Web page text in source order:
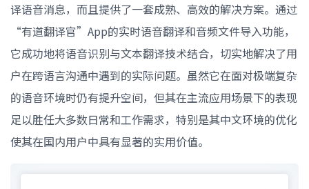
译语音消息，而且提供了一套成熟、高效的解决方案。通过
“有道翻译官”App的实时语音翻译和音频文件导入功能，
它成功地将语音识别与文本翻译技术结合，切实地解决了用
户在跨语言沟通中遇到的实际问题。虽然它在面对极端复杂
的语音环境时仍有提升空间，但其在主流应用场景下的表现
足以胜任大多数日常和工作需求，特别是其中文环境的优化
使其在国内用户中具有显著的实用价值。